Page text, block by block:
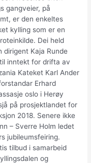
gangveier, på
er den enkeltes
kylling som er en
Dei held
dirigent Kaja Runde
inntekt for drifta av
Kateket Karl Ander
Erhard
oslo i Herøy
på prosjektlandet for
2018. Senere ikke
– Sverre Holm ledet
jubileumsfeiring.
tilbud i samarbeid
og